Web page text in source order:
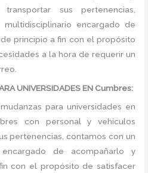
sus pertenencias,
encargado de
principio a fin con el propósito
a la hora de requerir un
UNIVERSIDADES EN Cumbres:
para universidades en
con personal y vehículos
pertenencias, contamos con un
encargado de acompañarlo y
con el propósito de satisfacer